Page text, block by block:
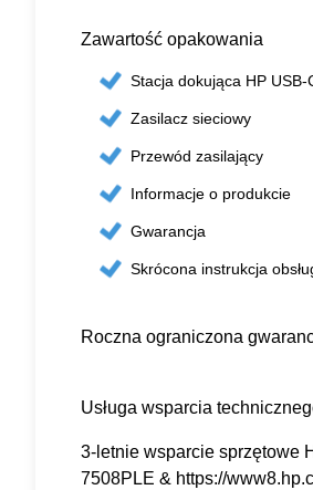
Zawartość opakowania
Stacja dokująca HP USB-
Zasilacz sieciowy
Przewód zasilający
Informacje o produkcie
Gwarancja
Skrócona instrukcja
Roczna ograniczona
Usługa wsparcia
3-letnie wsparcie sprzętowe
7508PLE & https://